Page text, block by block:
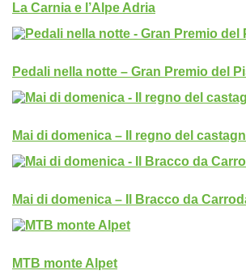
La Carnia e l’Alpe Adria
Pedali nella notte – Gran Premio del
Mai di domenica – Il regno del
Mai di domenica – Il Bracco da
MTB monte Alpet